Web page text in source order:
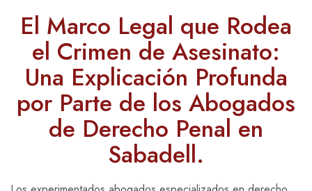
El Marco Legal que Rodea
el Crimen de Asesinato:
Una Explicación Profunda
por Parte de los Abogados
de Derecho Penal en
Sabadell.